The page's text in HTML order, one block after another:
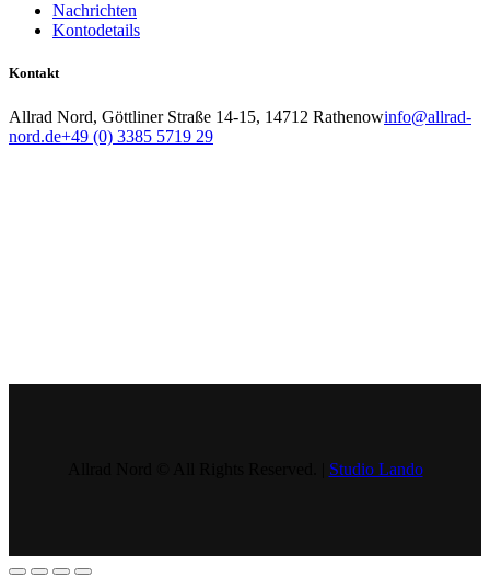
Nachrichten
Kontodetails
Kontakt
Allrad Nord, Göttliner Straße 14-15, 14712 Rathenowinfo@allrad-
nord.de+49 (0) 3385 5719 29
Studio Lando